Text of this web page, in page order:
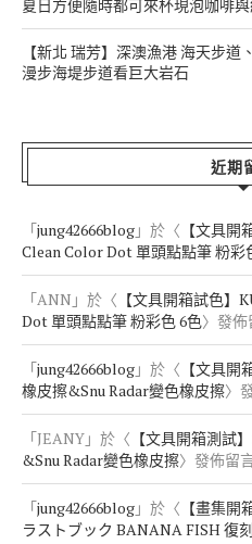
【LIVE】ONE OK ROCK 2024
KAOHSIUNG@高雄國家體育場
KAOHSIUNG@高雄國家體育場
【新北 瑞芳】深澳鐵道自行車 –
【網購日本美食】日本7-11 夏季
夏日方便隨時都可來杯現泡咖啡
【新北 瑞芳】深澳漁港 海天步
漫步海堤步道看巨大岩石
「jung42666blog」於〈【文具開
Clean Color Dot 單頭點點筆 粉彩